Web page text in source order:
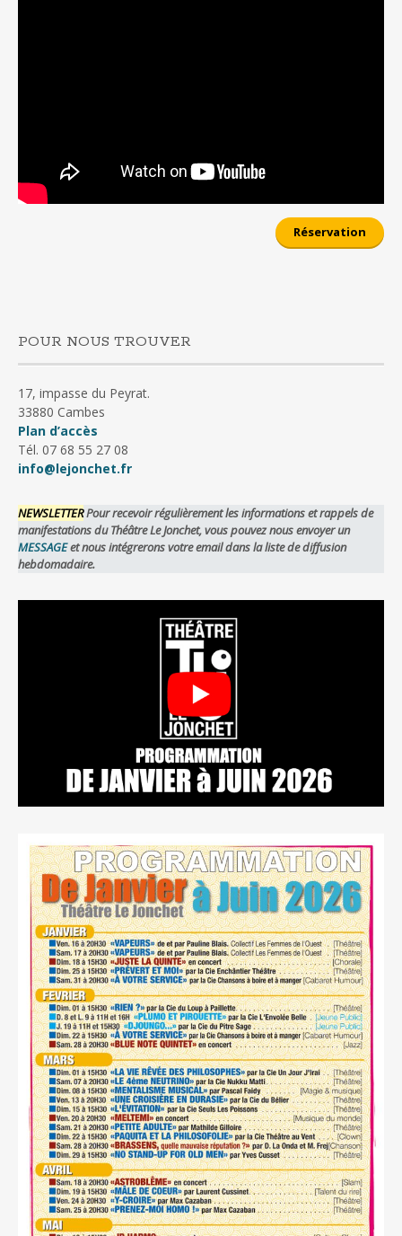
Réservation
POUR NOUS TROUVER
17, impasse du Peyrat.
33880 Cambes
Plan d’accès
Tél. 07 68 55 27 08
info@lejonchet.fr
NEWSLETTERPour recevoir régulièrement les informations et rappels de
manifestations du Théâtre Le Jonchet, vous pouvez nous envoyer un
MESSAGEet nous intégrerons votre email dans la liste de diffusion
hebdomadaire.